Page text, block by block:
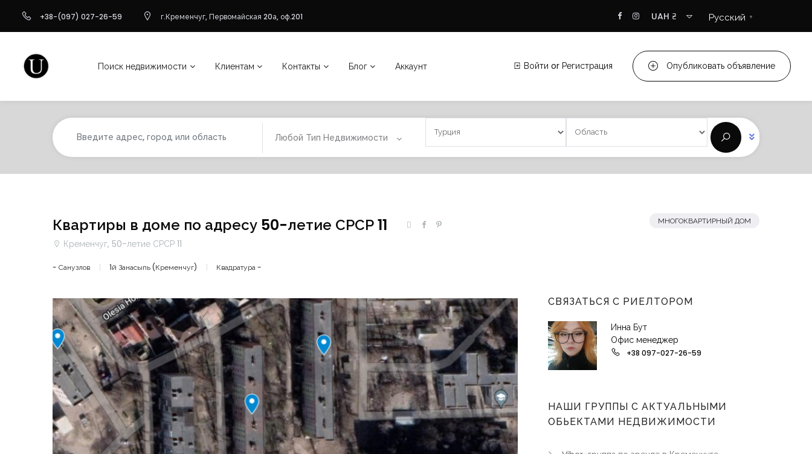
+38-(097) 027-26-59 г.Кременчуг, Первомайская 20а, оф.201 UAH ₴ Русский ▼
Поиск недвижимости Клиентам Контакты Блог Аккаунт Войти or Регистрация Опубликовать объявление
Любой Тип Недвижимости
Квартиры в доме по адресу 50-летие СРСР 11
Кременчуг, 50-летие СРСР 11
- Санузлов 1й Занасыпь (Кременчуг) Квадратура -
МНОГОКВАРТИРНЫЙ ДОМ
СВЯЗАТЬСЯ С РИЕЛТОРОМ
Инна Бут
Офис менеджер
+38 097-027-26-59
НАШИ ГРУППЫ С АКТУАЛЬНЫМИ
ОБЬЕКТАМИ НЕДВИЖИМОСТИ